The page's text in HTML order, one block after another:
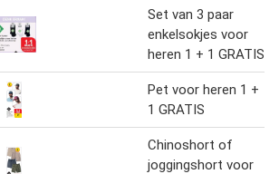
Set van 3 paar
enkelsokjes voor
heren 1 + 1 GRATIS
Pet voor heren 1 +
1 GRATIS
Chinoshort of
joggingshort voor